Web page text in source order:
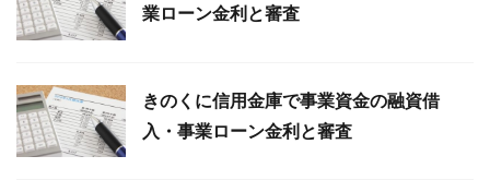
業ローン金利と審査
きのくに信用金庫で事業資金の融資借
入・事業ローン金利と審査